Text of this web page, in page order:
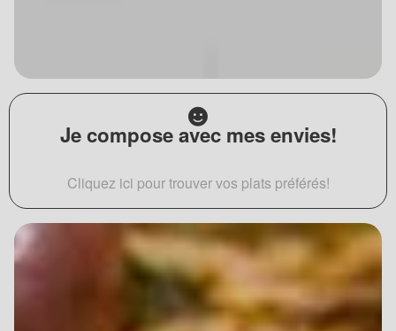
Je compose avec mes envies!
Cliquez ici pour trouver vos plats préférés!